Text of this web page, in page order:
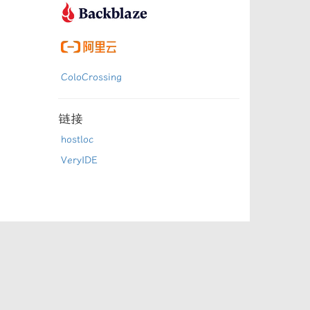
ColoCrossing
链接
hostloc
VeryIDE